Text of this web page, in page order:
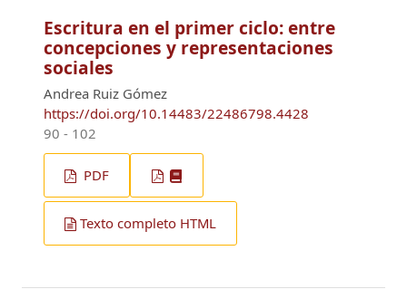
Escritura en el primer ciclo: entre
concepciones y representaciones
sociales
Andrea Ruiz Gómez
https://doi.org/10.14483/22486798.4428
90 - 102
PDF
Texto completo HTML